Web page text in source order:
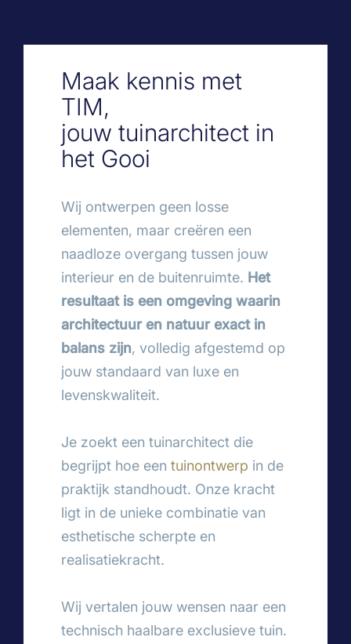
Maak kennis met
TIM,
jouw tuinarchitect in
het Gooi
Wij ontwerpen geen losse
elementen, maar creëren een
naadloze overgang tussen jouw
interieur en de buitenruimte. Het
resultaat is een omgeving waarin
architectuur en natuur exact in
balans zijn, volledig afgestemd op
jouw standaard van luxe en
levenskwaliteit.
Je zoekt een tuinarchitect die
begrijpt hoe een tuinontwerp in de
praktijk standhoudt. Onze kracht
ligt in de unieke combinatie van
esthetische scherpte en
realisatiekracht.
Wij vertalen jouw wensen naar een
technisch haalbare exclusieve tuin.